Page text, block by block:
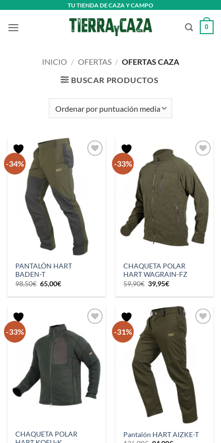
contenido
TU TIENDA DE CAZA Y CAMPO
0
INICIO / OFERTAS / OFERTAS CAZA
BUSCAR PRODUCTOS
-34%
PANTALÓN HART
BADEN-T
98,50€ El
precio
original
65,00€El
actual
-33%
CHAQUETA POLAR
HART WAGRAIN-FZ
59,90€ El
precio
original
59,90€.
39,95€El
actual
39,95€.
-33%
CHAQUETA POLAR
-31%
Pantalón HART AIZKE-T